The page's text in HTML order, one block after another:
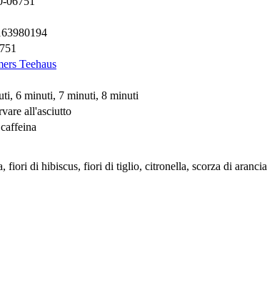
Teehaus
6 minuti, 7 minuti, 8 minuti
all'asciutto
fiori di hibiscus, fiori di tiglio, citronella, scorza di arancia